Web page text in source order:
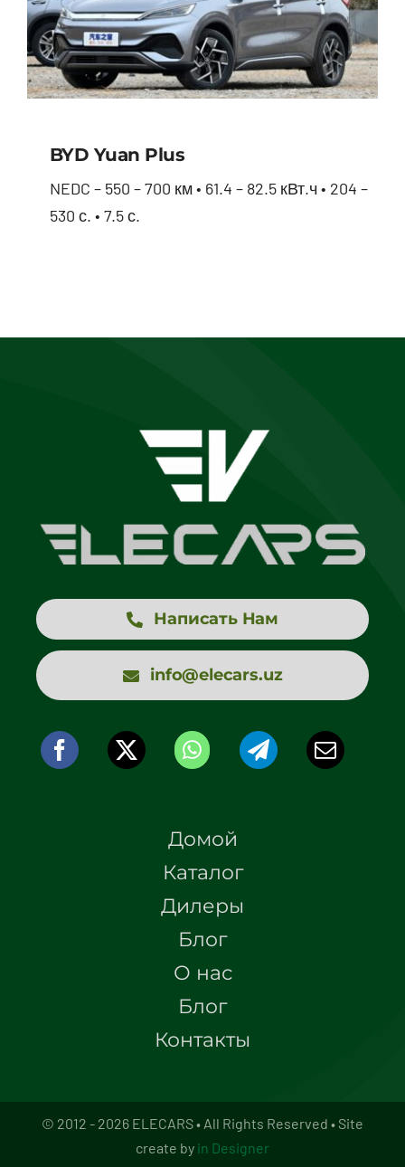
BYD Yuan Plus
NEDC – 550 – 700 км • 61.4 – 82.5 кВт.ч • 204 –
530 с. • 7.5 с.
Написать Нам
info@elecars.uz
Домой
Каталог
Дилеры
Блог
О нас
Блог
Контакты
© 2012 - 2026 ELECARS • All Rights Reserved • Site
create by in Designer